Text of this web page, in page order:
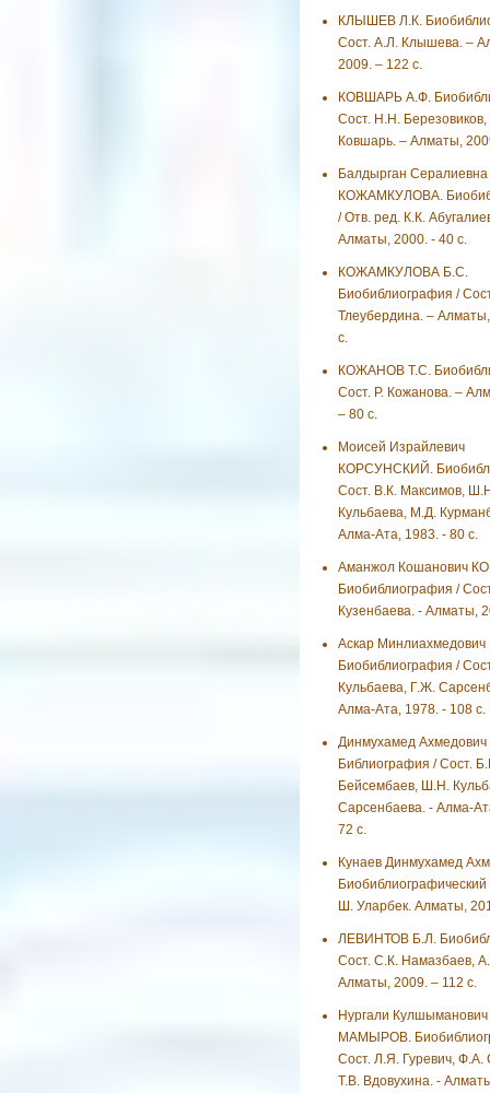
КЛЫШЕВ Л.К.
Сост. А.Л. Клышева. –
2009. – 122 с.
КОВШАРЬ А.Ф.
Сост. Н.Н.
Ковшарь. – Алматы,
Балдырган Сералиевна
КОЖАМКУЛОВА.
/ Отв. ред. К.К.
Алматы, 2000. - 40 с.
КОЖАМКУЛОВА Б.С.
Биобиблиография /
Тлеубердина. –
с.
КОЖАНОВ Т.С.
Сост. Р. Кожанова. –
– 80 с.
Моисей Израйлевич
КОРСУНСКИЙ.
Сост. В.К. Максимов,
Кульбаева, М.Д.
Алма-Ата, 1983. - 80 с.
Аманжол Кошанович
Биобиблиография /
Кузенбаева. - Алматы,
Аскар
Биобиблиография /
Кульбаева, Г.Ж.
Алма-Ата, 1978. - 108 с.
Динмухамед
Библиография / Сост.
Бейсембаев, Ш.Н.
Сарсенбаева. - Алма-
72 с.
Кунаев Динмухамед
Биобиблиографический
Ш. Уларбек. Алматы,
ЛЕВИНТОВ Б.Л.
Сост. С.К. Намазбаев,
Алматы, 2009. – 112 с.
Нургали Кулшыманович
МАМЫРОВ.
Сост. Л.Я. Гуревич, Ф.А.
Т.В. Вдовухина. -